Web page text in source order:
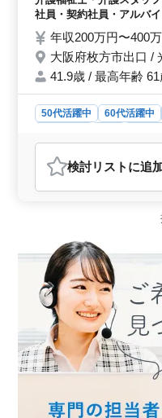
顔と安心を提供しましょ
・サービ
身体機
フト制(
・交通費
ださい＾
社員・契約社員・アルバ
年収200万円〜400
大阪府枚方市出口 /
41.9歳 / 最高年齢 61
50代活躍中 60代活躍中
介
おすすめポイント
＜アットホームなグル
アットホームな雰囲気
に心温まるサポートを
な介護士が活躍する職
がいのあるお仕事で
務は看護師補助から生
事介助、排泄介助など
ービス利用者やその家
復サポートなども行
制で週3日以上相談可能
通勤も可能で交通費は実
も整っており、安心し
働ける職場で、ご経験
検討リスト に追